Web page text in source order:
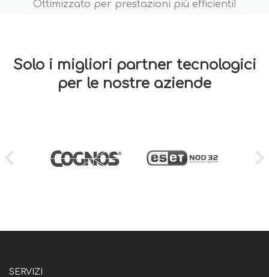
Ottimizzato per prestazioni più efficienti!
Solo i migliori partner tecnologici
per le nostre aziende
SERVIZI